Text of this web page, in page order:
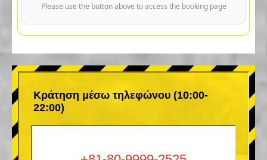
Please use the button above to access the booking page
Κράτηση μέσω τηλεφώνου (10:00-
22:00)